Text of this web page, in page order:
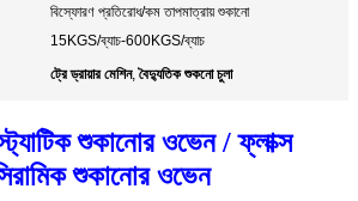
বিস্ফোরণ প্রতিরোধ/কম তাপমাত্রায় শুকানো
15KGS/ব্যাচ-600KGS/ব্যাচ
ট্রে ড্রায়ার মেশিন,বৈদ্যুতিক শুকনো চুলা
শুকানোর ওভেন / ফ্লাক্স
শুকানোর ওভেন